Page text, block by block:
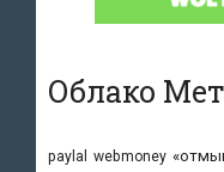
Облако
paylal webmoney